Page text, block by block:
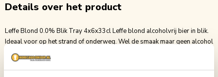
Details over het product
Leffe Blond 0.0% Blik Tray 4x6x33cl Leffe blond alcoholvrij bier in blik.
Ideaal voor op het strand of onderweg. Wel de smaak maar geen alcohol
Haal uw Leffe blond alcoholvrije blikjes voordelig en snel op
horecagoedkoop.nl